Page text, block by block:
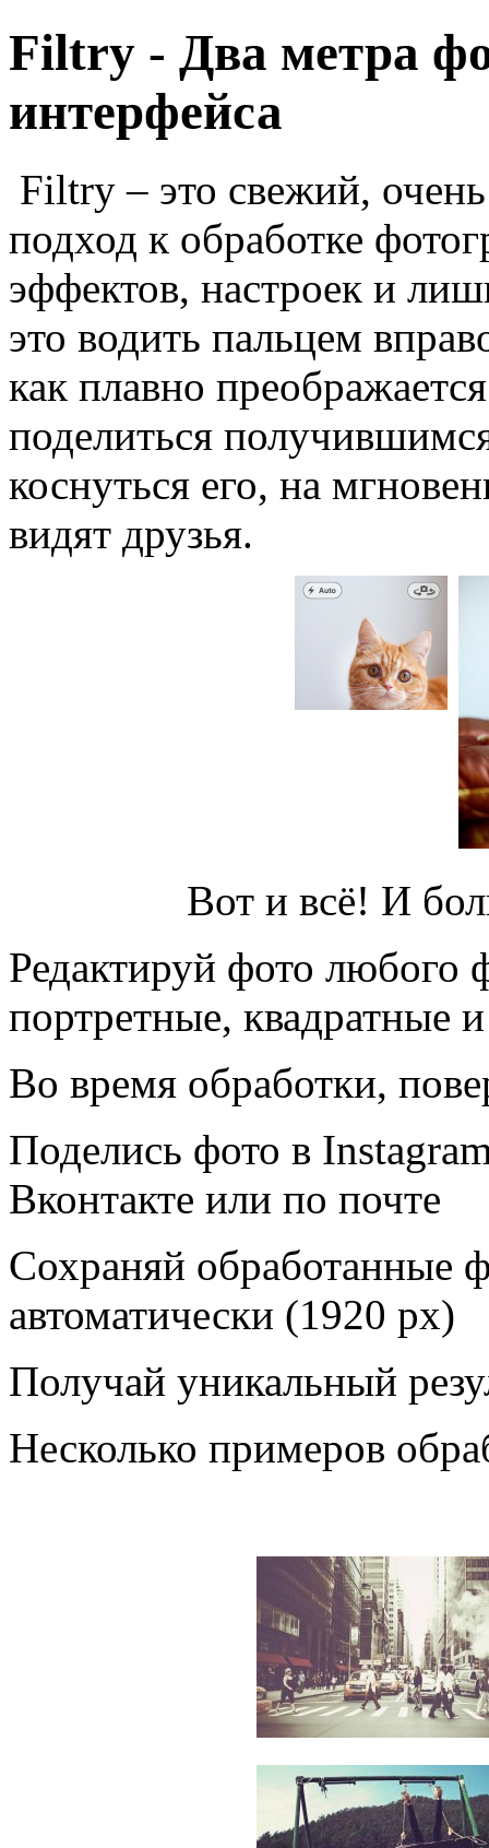
Filtry - Два метра
интерфейса
Filtry – это свежий,
подход к обработке
эффектов, настроек и
это водить пальцем
как плавно
поделиться
коснуться его, на
видят друзья.
Вот и всё! И
Редактируй фото любого
портретные, квадратные
Во время обработки,
Поделись фото в
Вконтакте или по почте
Сохраняй обработанные
автоматически (1920 px)
Получай уникальный
Несколько примеров